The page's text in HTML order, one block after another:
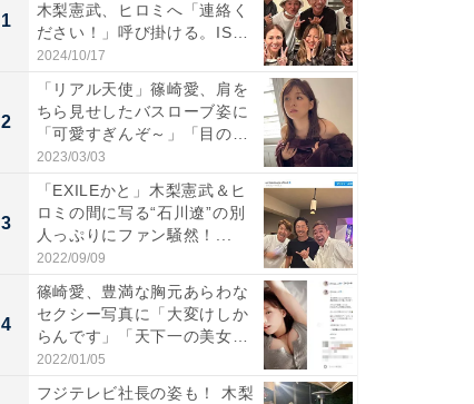
1
木梨憲武、ヒロミへ「連絡く
ださい！」呼び掛ける。IS
S...
2024/10/17
2
「リアル天使」篠崎愛、肩を
ちら見せしたバスローブ姿に
「可愛すぎんぞ～」「目の表
情...
2023/03/03
3
「EXILEかと」木梨憲武＆ヒ
ロミの間に写る“石川遼”の別
人っぷりにファン騒然！...
2022/09/09
4
篠崎愛、豊満な胸元あらわな
セクシー写真に「大変けしか
らんです」「天下一の美女で
す...
2022/01/05
フジテレビ社長の姿も！ 木梨